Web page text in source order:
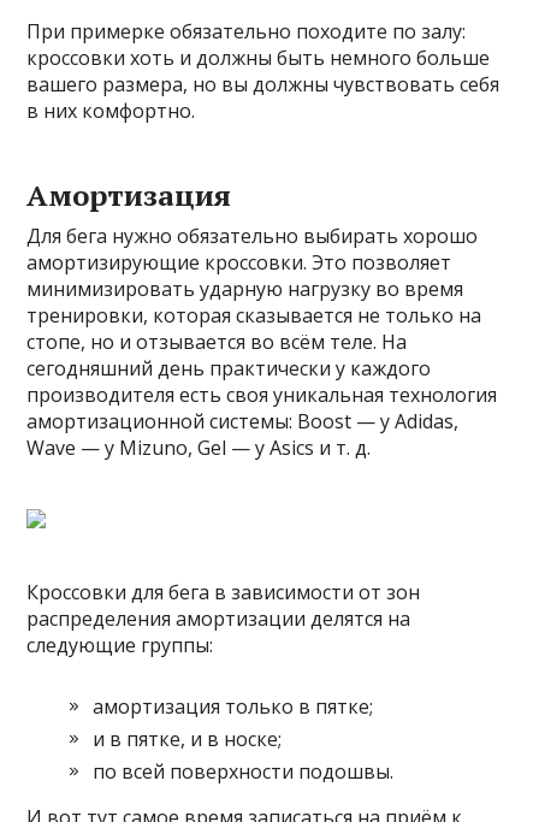
При примерке обязательно походите по залу:
кроссовки хоть и должны быть немного больше
вашего размера, но вы должны чувствовать себя
в них комфортно.
Амортизация
Для бега нужно обязательно выбирать хорошо
амортизирующие кроссовки. Это позволяет
минимизировать ударную нагрузку во время
тренировки, которая сказывается не только на
стопе, но и отзывается во всём теле. На
сегодняшний день практически у каждого
производителя есть своя уникальная технология
амортизационной системы: Boost — у Adidas,
Wave — у Mizuno, Gel — у Asics и т. д.
Кроссовки для бега в зависимости от зон
распределения амортизации делятся на
следующие группы:
амортизация только в пятке;
и в пятке, и в носке;
по всей поверхности подошвы.